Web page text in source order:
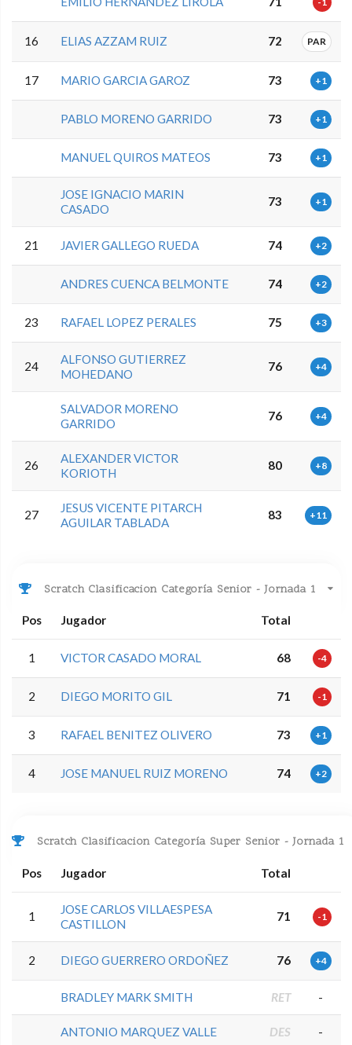
16 ELIAS AZZAM RUIZ 72 PAR
17 MARIO GARCIA GAROZ 73 +1
PABLO MORENO GARRIDO 73 +1
MANUEL QUIROS MATEOS 73 +1
JOSE IGNACIO MARIN
CASADO
73 +1
21 JAVIER GALLEGO RUEDA 74 +2
ANDRES CUENCA BELMONTE 74 +2
23 RAFAEL LOPEZ PERALES 75 +3
24
ALFONSO GUTIERREZ
MOHEDANO
76 +4
SALVADOR MORENO
GARRIDO
76 +4
26
ALEXANDER VICTOR
KORIOTH
80 +8
27
JESUS VICENTE PITARCH
AGUILAR TABLADA
83 +11
Scratch Clasificacion Categoría Senior - Jornada 1
Pos Jugador Total
1 VICTOR CASADO MORAL 68 -4
2 DIEGO MORITO GIL 71 -1
3 RAFAEL BENITEZ OLIVERO 73 +1
4 JOSE MANUEL RUIZ MORENO 74 +2
Scratch Clasificacion Categoría Super Senior - Jornada 1
Pos Jugador Total
1
JOSE CARLOS VILLAESPESA
CASTILLON
71 -1
2 DIEGO GUERRERO ORDOÑEZ 76 +4
BRADLEY MARK SMITH RET -
ANTONIO MARQUEZ VALLE DES -